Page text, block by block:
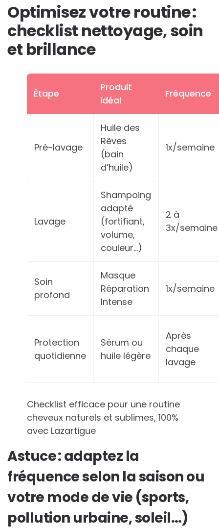
Optimisez votre routine :
checklist nettoyage, soin
et brillance
Étape
Produit
idéal
Fréquence
Pré-lavage
Huile des
Rêves
(bain
d’huile)
1x/semaine
Lavage
Shampoing
adapté
(fortifiant,
volume,
couleur…)
2 à
3x/semaine
Soin
profond
Masque
Réparation
Intense
1x/semaine
Protection
quotidienne
Sérum ou
huile légère
Après
chaque
lavage
Checklist efficace pour une routine
cheveux naturels et sublimes, 100%
avec Lazartigue
Astuce : adaptez la
fréquence selon la saison ou
votre mode de vie (sports,
pollution urbaine, soleil…)